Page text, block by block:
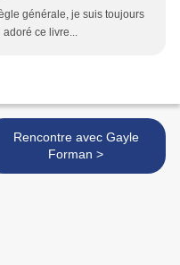
générale, je suis toujours
adoré ce livre...
Rencontre avec Gayle
Forman >